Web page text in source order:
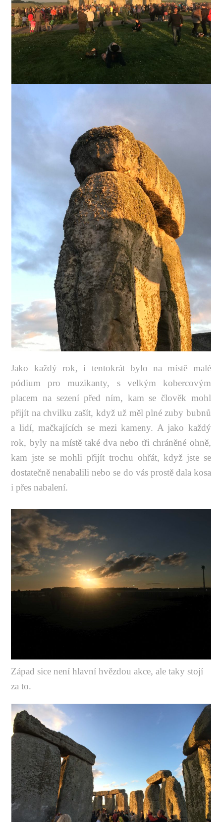
Jako každý rok, i tentokrát bylo na místě malé
pódium pro muzikanty, s velkým kobercovým
placem na sezení před ním, kam se člověk mohl
přijít na chvilku zašít, když už měl plné zuby bubnů
a lidí, mačkajících se mezi kameny. A jako každý
rok, byly na místě také dva nebo tři chráněné ohně,
kam jste se mohli přijít trochu ohřát, když jste se
dostatečně nenabalili nebo se do vás prostě dala kosa
i přes nabalení.
Západ sice není hlavní hvězdou akce, ale taky stojí
za to.